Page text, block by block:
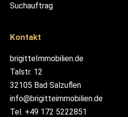
Suchauftrag
Kontakt
brigitteImmobilien.de
Talstr. 12
32105 Bad Salzuflen
info@brigitteimmobilien.de
Tel. +49 172 5222851